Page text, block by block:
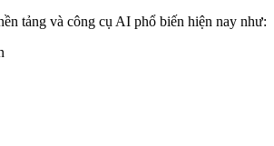
tảng và công cụ AI phổ biến hiện nay như: